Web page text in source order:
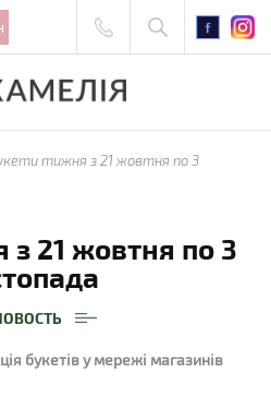
тижня з 21 жовтня по 3
з 21 жовтня по 3
букетів у мережі магазинів